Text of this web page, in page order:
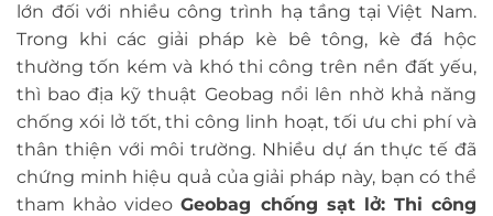
lớn đối với nhiều công trình hạ tầng tại Việt Nam.
Trong khi các giải pháp kè bê tông, kè đá hộc
thường tốn kém và khó thi công trên nền đất yếu,
thì bao địa kỹ thuật Geobag nổi lên nhờ khả năng
chống xói lở tốt, thi công linh hoạt, tối ưu chi phí và
thân thiện với môi trường. Nhiều dự án thực tế đã
chứng minh hiệu quả của giải pháp này, bạn có thể
tham khảo videoGeobag chống sạt lở: Thi công